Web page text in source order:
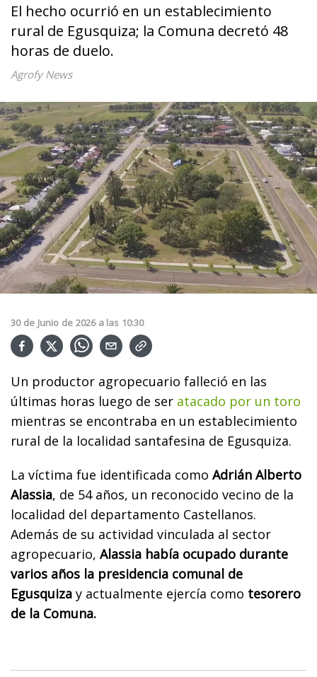
El hecho ocurrió en un establecimiento
rural de Egusquiza; la Comuna decretó 48
horas de duelo.
Agrofy News
30 de Junio de 2026 a las 10:30
Un productor agropecuario falleció en las
últimas horas luego de ser atacado por un toro
mientras se encontraba en un establecimiento
rural de la localidad santafesina de Egusquiza.
La víctima fue identificada como Adrián Alberto
Alassia, de 54 años, un reconocido vecino de la
localidad del departamento Castellanos.
Además de su actividad vinculada al sector
agropecuario, Alassia había ocupado durante
varios años la presidencia comunal de
Egusquiza y actualmente ejercía como tesorero
de la Comuna.